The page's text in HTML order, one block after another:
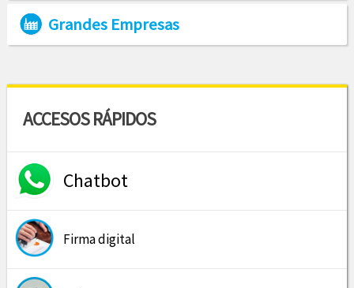
Grandes Empresas
ACCESOS RÁPIDOS
Chatbot
Firma digital